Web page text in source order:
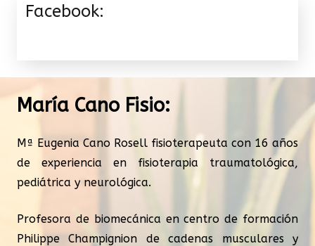
Facebook:
María Cano Fisio:
Mª Eugenia Cano Rosell fisioterapeuta con 16 años
de experiencia en fisioterapia traumatológica,
pediátrica y neurológica.
Profesora de biomecánica en centro de formación
Philippe Champignion de cadenas musculares y